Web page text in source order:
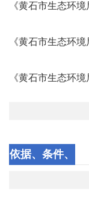
《黄石市生态环
《黄石市生态环
《黄石市生态环
依据、条件、